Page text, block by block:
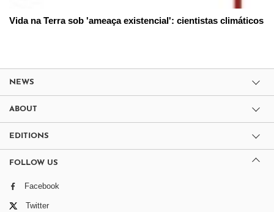
Vida na Terra sob 'ameaça existencial': cientistas climáticos
NEWS
ABOUT
EDITIONS
FOLLOW US
Facebook
Twitter